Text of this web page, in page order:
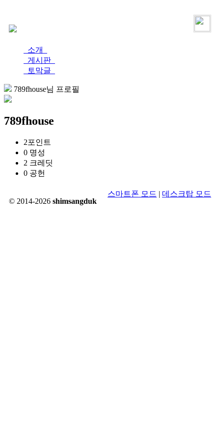
소개
게시판
토막글
789fhouse님 프로필
789fhouse
2포인트
0 명성
2 크레딧
0 공헌
© 2014-2026 shimsangduk
스마트폰 모드 | 데스크탑 모드